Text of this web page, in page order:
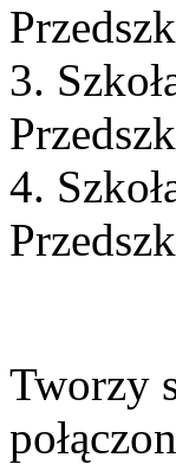
3.
4.
Tworzy